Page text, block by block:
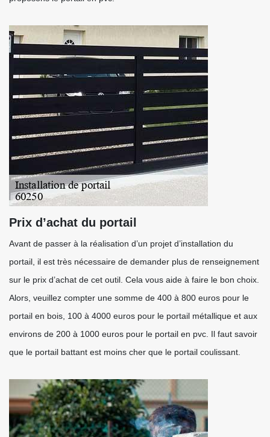
Prix d’achat du portail
Avant de passer à la réalisation d’un projet d’installation du
portail, il est très nécessaire de demander plus de renseignement
sur le prix d’achat de cet outil. Cela vous aide à faire le bon choix.
Alors, veuillez compter une somme de 400 à 800 euros pour le
portail en bois, 100 à 4000 euros pour le portail métallique et aux
environs de 200 à 1000 euros pour le portail en pvc. Il faut savoir
que le portail battant est moins cher que le portail coulissant.